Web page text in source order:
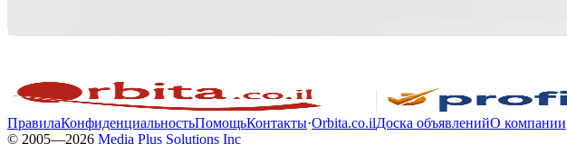
ПравилаКонфиденциальностьПомощьКонтакты·Orbita.co.ilДоска объявленийО компании
© 2005—2026 Media Plus Solutions Inc